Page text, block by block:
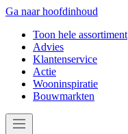
Ga naar hoofdinhoud
Toon hele assortiment
Advies
Klantenservice
Actie
Wooninspiratie
Bouwmarkten